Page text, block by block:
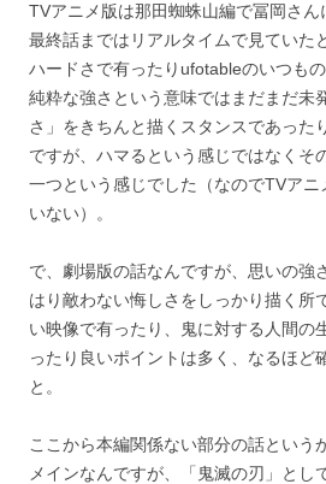
TVアニメ版は那田蜘蛛山編で冨岡さん
最終話まではリアルタイムで見ていた
ハードさで有ったりufotableのいつも
純粋な強さという意味ではまだまだ未
さ」をきちんと描くスタンスであった
ですが、ハマるという感じではなくそ
一つという感じでした（なのでTVアニ
いない）。
で、劇場版の話なんですが、思いの強
はり敵わない悔しさをしっかり描く所
い映像で有ったり、鬼に対する人間の
ったり良いポイントは多く、なるほど
と。
ここから本編関係ない部分の話という
メインなんですが、「鬼滅の刃」とし